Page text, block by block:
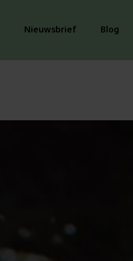
Nieuwsbrief Blog